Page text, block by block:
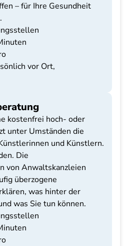
– für Ihre Gesundheit
vor Ort,
kostenfrei hoch- oder
unter Umständen die
und Künstlern.
Die
von Anwaltskanzleien
überzogene
was hinter der
was Sie tun können.